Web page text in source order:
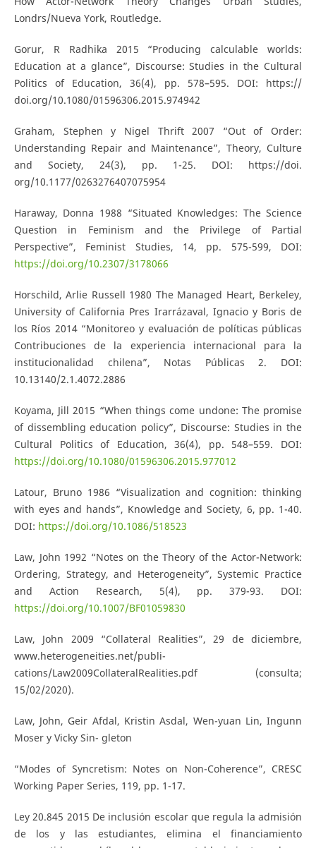
Londrs/Nueva York, Routledge.
Gorur, R Radhika 2015 “Producing calculable worlds:
Education at a glance”, Discourse: Studies in the Cultural
Politics of Education, 36(4), pp. 578–595. DOI: https://
doi.org/10.1080/01596306.2015.974942
Graham, Stephen y Nigel Thrift 2007 “Out of Order:
Understanding Repair and Maintenance”, Theory, Culture
and Society, 24(3), pp. 1-25. DOI: https://doi.
org/10.1177/0263276407075954
Haraway, Donna 1988 “Situated Knowledges: The Science
Question in Feminism and the Privilege of Partial
Perspective”, Feminist Studies, 14, pp. 575-599, DOI:
https://doi.org/10.2307/3178066
Horschild, Arlie Russell 1980 The Managed Heart, Berkeley,
University of California Pres Irarrázaval, Ignacio y Boris de
los Ríos 2014 “Monitoreo y evaluación de políticas públicas
Contribuciones de la experiencia internacional para la
institucionalidad chilena”, Notas Públicas 2. DOI:
10.13140/2.1.4072.2886
Koyama, Jill 2015 “When things come undone: The promise
of dissembling education policy”, Discourse: Studies in the
Cultural Politics of Education, 36(4), pp. 548–559. DOI:
https://doi.org/10.1080/01596306.2015.977012
Latour, Bruno 1986 “Visualization and cognition: thinking
with eyes and hands”, Knowledge and Society, 6, pp. 1-40.
DOI: https://doi.org/10.1086/518523
Law, John 1992 “Notes on the Theory of the Actor-Network:
Ordering, Strategy, and Heterogeneity”, Systemic Practice
and Action Research, 5(4), pp. 379-93. DOI:
https://doi.org/10.1007/BF01059830
Law, John 2009 “Collateral Realities”, 29 de diciembre,
www.heterogeneities.net/publi-
cations/Law2009CollateralRealities.pdf (consulta;
15/02/2020).
Law, John, Geir Afdal, Kristin Asdal, Wen-yuan Lin, Ingunn
Moser y Vicky Sin- gleton
“Modes of Syncretism: Notes on Non-Coherence”, CRESC
Working Paper Series, 119, pp. 1-17.
Ley 20.845 2015 De inclusión escolar que regula la admisión
de los y las estudiantes, elimina el financiamiento